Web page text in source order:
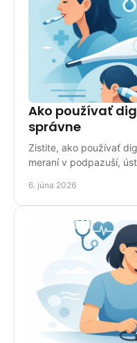
Ako používať
správne
Zistite, ako používať
meraní v podpazuší,
6. júna 2026